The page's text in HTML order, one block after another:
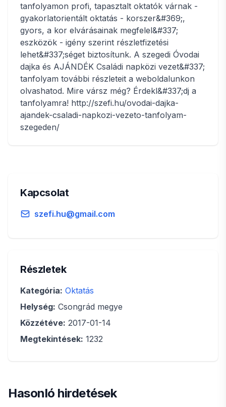
tanfolyamon profi, tapasztalt oktatók várnak -
gyakorlatorientált oktatás - korszer&#369;,
gyors, a kor elvárásainak megfelel&#337;
eszközök - igény szerint részletfizetési
lehet&#337;séget biztosítunk. A szegedi Óvodai
dajka és AJÁNDÉK Családi napközi vezet&#337;
tanfolyam további részleteit a weboldalunkon
olvashatod. Mire vársz még? Érdekl&#337;dj a
tanfolyamra! http://szefi.hu/ovodai-dajka-
ajandek-csaladi-napkozi-vezeto-tanfolyam-
szegeden/
Kapcsolat
szefi.hu@gmail.com
Részletek
Kategória: Oktatás
Helység: Csongrád megye
Közzétéve: 2017-01-14
Megtekintések: 1232
Hasonló hirdetések